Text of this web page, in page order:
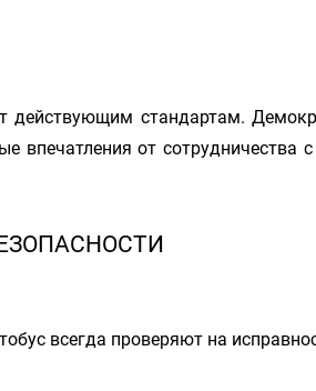
действующим стандартам.
от сотрудничества
всегда проверяют на